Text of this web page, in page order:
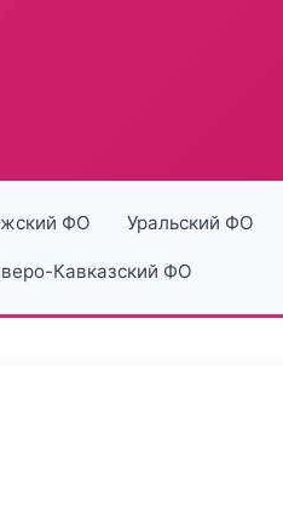
ФО Уральский ФО
Кавказский ФО